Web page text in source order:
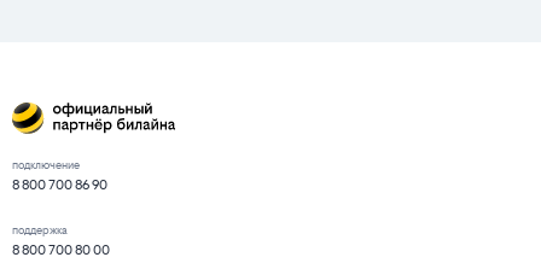
подключение
8 800 700 86 90
поддержка
8 800 700 80 00